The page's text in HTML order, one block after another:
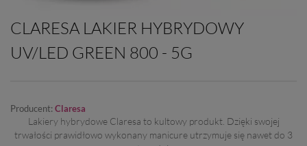
CLARESA LAKIER HYBRYDOWY
UV/LED GREEN 800 - 5G
Producent: Claresa
Lakiery hybrydowe Claresa to kultowy produkt. Dzięki swojej
trwałości prawidłowo wykonany manicure utrzymuje się nawet do 3